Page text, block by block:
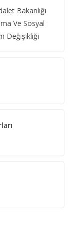
Bakanlığı
Ve Sosyal
Değişikliği